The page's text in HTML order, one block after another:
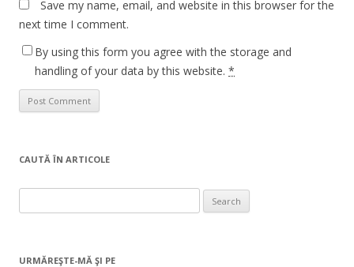
Save my name, email, and website in this browser for the
next time I comment.
By using this form you agree with the storage and
handling of your data by this website. *
CAUTĂ ÎN ARTICOLE
for:
URMĂREŞTE-MĂ ŞI PE